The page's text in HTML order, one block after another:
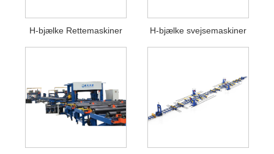
H-bjælke Rettemaskiner H-bjælke svejsemaskiner